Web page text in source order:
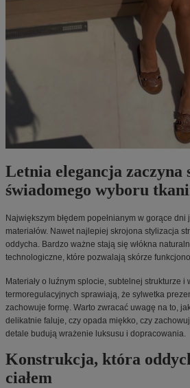
Letnia elegancja zaczyna
świadomego wyboru
Największym błędem popełnianym w gorące dni
materiałów. Nawet najlepiej skrojona stylizacja
oddycha. Bardzo ważne stają się włókna
technologiczne, które pozwalają skórze
Materiały o luźnym splocie, subtelnej strukturze i
termoregulacyjnych sprawiają, że sylwetka
zachowuje formę. Warto zwracać uwagę na to,
delikatnie faluje, czy opada miękko, czy
detale budują wrażenie luksusu i dopracowania.
Konstrukcja, która
ciałem